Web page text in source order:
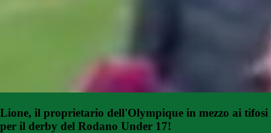
Lione, il proprietario dell'Olympique in mezzo ai tifosi
per il derby del Rodano Under 17!